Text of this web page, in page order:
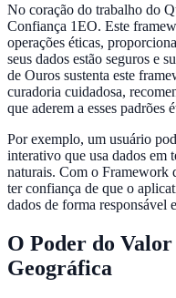
No coração do trabalho do
Confiança 1EO. Este
operações éticas,
seus dados estão seguros e
de Ouros sustenta este
curadoria cuidadosa,
que aderem a esses padrões
Por exemplo, um usuário
interativo que usa dados em
naturais. Com o Framework
ter confiança de que o
dados de forma responsável
O Poder do
Geográfica